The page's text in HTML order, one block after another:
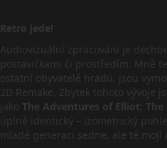
Retro jede!
Audiovizuální zpracování je
postavičkami či prostředím. Mně
ostatní obyvatelé hradu, jsou
2D Remake. Zbytek tohoto vývoje
jako The Adventures of Elliot:
úplně identický – izometrický
mladé generaci sedne, ale té mojí